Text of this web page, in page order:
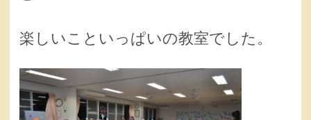
楽しいこといっぱいの教室でした。